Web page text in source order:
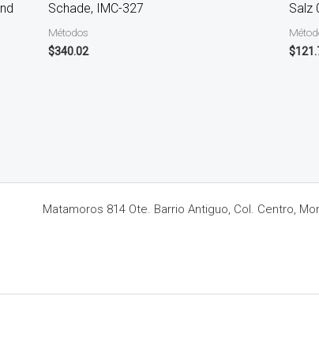
Schade, IMC-327
Métodos
$340.02
Salz
$
Matamoros 814 Ote. Barrio Antiguo, Col. Centro,